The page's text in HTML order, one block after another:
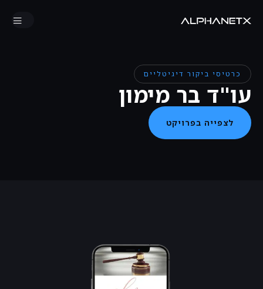
כרטיסי ביקור דיגיטליים
עו"ד בר מימון
לצפייה בפרויקט